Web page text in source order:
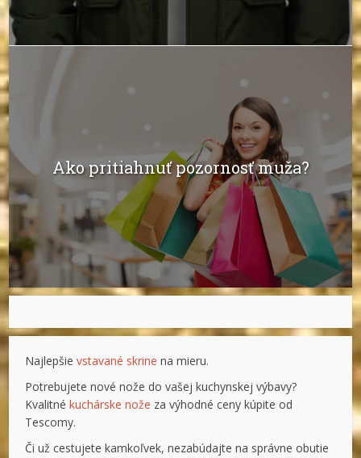
Ako pritiahnuť pozornosť muža?
Najlepšievstavané skrine na mieru.
Potrebujete nové nože do vašej kuchynskej výbavy?
Kvalitnékuchárske nože za výhodné ceny kúpite od
Tescomy.
Či už cestujete kamkoľvek, nezabúdajte na správne obutie